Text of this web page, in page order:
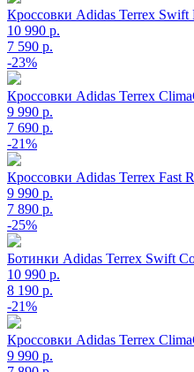
Кроссовки Adidas Terrex
10 990 р.
7 590 р.
-23%
Кроссовки Adidas Terrex
9 990 р.
7 690 р.
-21%
Кроссовки Adidas Terrex Fast
9 990 р.
7 890 р.
-25%
Ботинки Adidas Terrex Swift
10 990 р.
8 190 р.
-21%
Кроссовки Adidas Terrex
9 990 р.